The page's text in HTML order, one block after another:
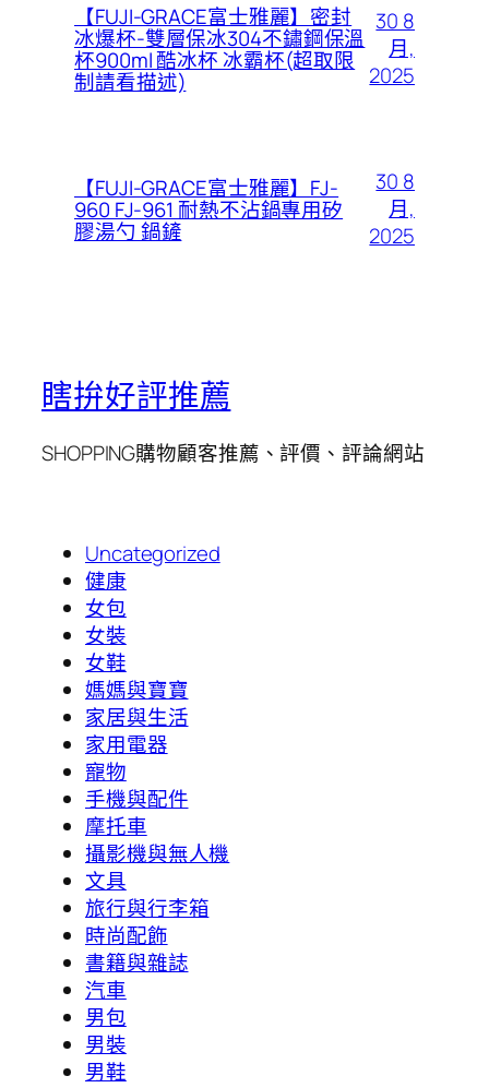
【FUJI-GRACE富士雅麗】密封
冰爆杯-雙層保冰304不鏽鋼保溫
杯900ml 酷冰杯 冰霸杯(超取限
制請看描述)
30 8
月,
2025
【FUJI-GRACE富士雅麗】FJ-
960 FJ-961 耐熱不沾鍋專用矽
膠湯勺 鍋鏟
30 8
月,
2025
瞎拚好評推薦
SHOPPING購物顧客推薦、評價、評論網站
Uncategorized
健康
女包
女裝
女鞋
媽媽與寶寶
家居與生活
家用電器
寵物
手機與配件
摩托車
攝影機與無人機
文具
旅行與行李箱
時尚配飾
書籍與雜誌
汽車
男包
男裝
男鞋